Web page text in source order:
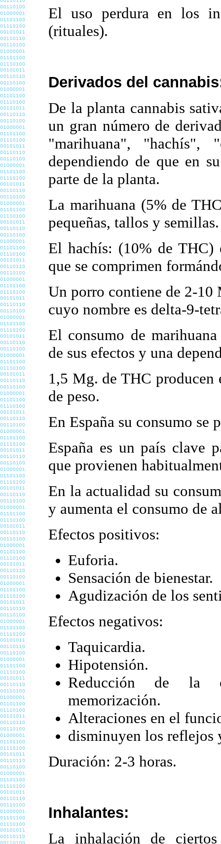
El uso perdura en los
(rituales).
Derivados del
De la planta cannabis
un gran número de
"marihuana", "hachís",
dependiendo de que en
parte de la planta.
La marihuana (5% de
pequeñas, tallos y semillas.
El hachís: (10% de
que se comprimen
Un porro contiene de 2-10
cuyo nombre es delta-9-
El consumo de
de sus efectos y una
1,5 Mg. de THC producen
de peso.
En España su consumo se
España es un país clave
que provienen
En la actualidad su
y aumenta el consumo de
Efectos positivos:
Euforia.
Sensación de bienestar.
Agudización de los
Efectos negativos:
Taquicardia.
Hipotensión.
Reducción de la
memorización.
Alteraciones en el
disminuyen los reflejos
Duración: 2-3 horas.
Inhalantes:
La inhalación de